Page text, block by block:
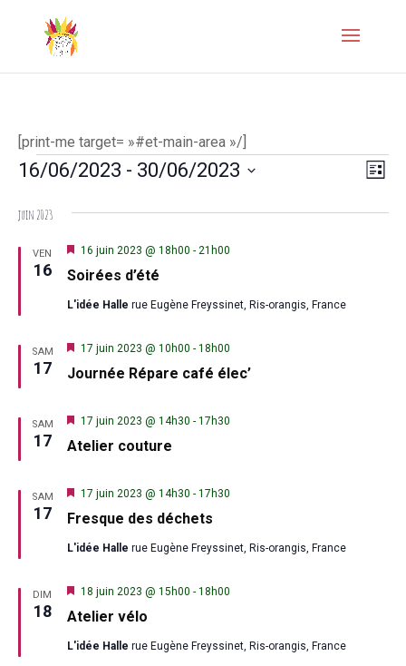
[print-me target= »#et-main-area »/]
Évènements
vues
Liste
16/06/2023 - 30/06/2023
une
date.
juin 2023
VEN
16 Soirées d’été
Mis
avant
16 juin 2023 @ 18h00 - 21h00
L'idée Halle rue Eugène Freyssinet, Ris-orangis, France
SAM
17 Journée Répare café élec’
Mis
avant
17 juin 2023 @ 10h00 - 18h00
SAM
17 Atelier couture
Mis
avant
17 juin 2023 @ 14h30 - 17h30
SAM
17 Fresque des déchets
Mis
avant
17 juin 2023 @ 14h30 - 17h30
L'idée Halle rue Eugène Freyssinet, Ris-orangis, France
DIM
18 Atelier vélo
Mis
avant
18 juin 2023 @ 15h00 - 18h00
L'idée Halle rue Eugène Freyssinet, Ris-orangis, France